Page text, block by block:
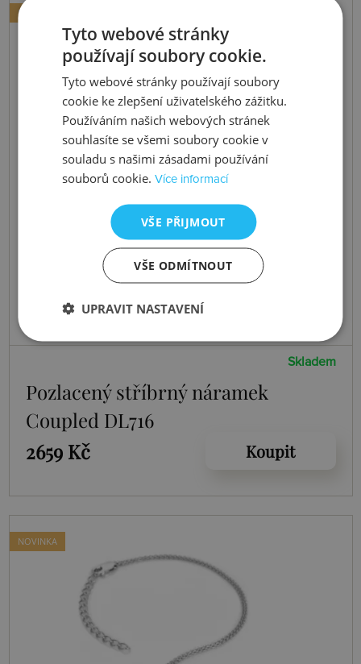
NOVINKA
Skladem
Pozlacený stříbrný náramek
Coupled DL716
2659 Kč
Koupit
NOVINKA
Tyto webové stránky
používají soubory cookie.
Tyto webové stránky používají soubory
cookie ke zlepšení uživatelského zážitku.
Používáním našich webových stránek
souhlasíte se všemi soubory cookie v
souladu s našimi zásadami používání
souborů cookie.Více informací
VŠE PŘIJMOUT
VŠE ODMÍTNOUT
UPRAVIT NASTAVENÍ